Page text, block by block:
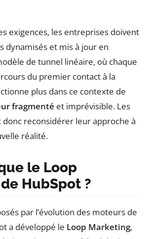
exigences, les entreprises doivent
dynamisés et mis à jour en
de tunnel linéaire, où chaque
du premier contact à la
plus dans ce contexte de
fragmenté et imprévisible. Les
reconsidérer leur approche à
réalité.
le Loop
HubSpot ?
par l’évolution des moteurs de
a développé le Loop Marketing,